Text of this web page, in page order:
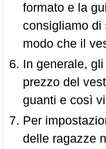
formato e la
consigliamo di
modo che il
In generale,
prezzo del
guanti e così
Per
delle ragazze